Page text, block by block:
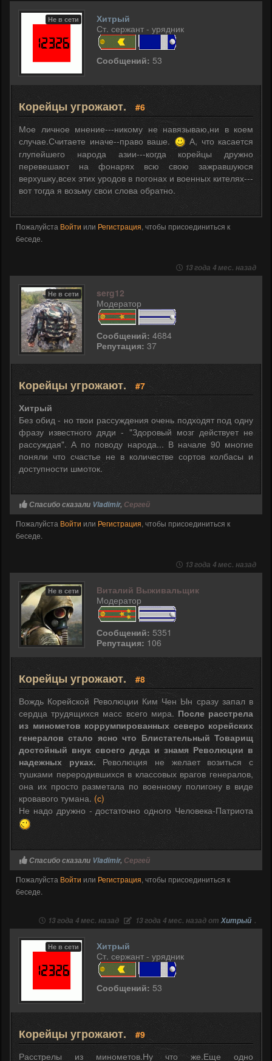
Не в сети
Хитрый
Ст. сержант - урядник
Сообщений: 53
Корейцы угрожают.
#6
Мое личное мнение---никому не навязываю,ни в коем
случае.Считаете иначе--право ваше.
А, что касается
глупейшего народа азии---когда корейцы дружно
перевешают на фонарях всю свою зажравшуюся
верхушку,всех этих уродов в погонах и военных кителях---
вот тогда я возьму свои слова обратно.
Пожалуйста Войти или Регистрация, чтобы присоединиться к
беседе.
13 года 4 мес. назад
Не в сети
serg12
Модератор
Сообщений: 4684
Репутация: 37
Корейцы угрожают.
#7
Хитрый
Без обид - но твои рассуждения очень подходят под одну
фразу известного дяди - "Здоровый мозг действует не
рассуждая". А по поводу народа... В начале 90 многие
поняли что счастье не в количестве сортов колбасы и
доступности шмоток.
Спасибо сказали Vladimir, Сергей
Пожалуйста Войти или Регистрация, чтобы присоединиться к
беседе.
13 года 4 мес. назад
Не в сети
Виталий Выживальщик
Модератор
Сообщений: 5351
Репутация: 106
Корейцы угрожают.
#8
Вождь Корейской Революции Ким Чен Ын сразу запал в
сердца трудящихся масс всего мира. После расстрела
из минометов коррумпированных северо корейских
генералов стало ясно что Блистательный Товарищ
достойный внук своего деда и знамя Революции в
надежных руках. Революция не желает возиться с
тушками переродившихся в классовых врагов генералов,
она их просто разметала по военному полигону в виде
кровавого тумана. (с)
Не надо дружно - достаточно одного Человека-Патриота
Спасибо сказали Vladimir, Сергей
Пожалуйста Войти или Регистрация, чтобы присоединиться к
беседе.
13 года 4 мес. назад 13 года 4 мес. назад отХитрый .
Не в сети
Хитрый
Ст. сержант - урядник
Сообщений: 53
Корейцы угрожают.
#9
Расстрелы из минометов.Ну что же.Еще одно